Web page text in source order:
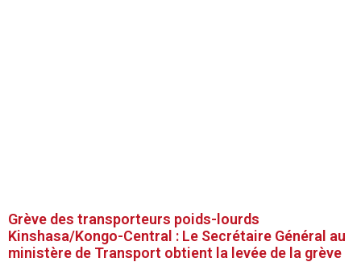
Grève des transporteurs poids-lourds
Kinshasa/Kongo-Central : Le Secrétaire Général au
ministère de Transport obtient la levée de la grève